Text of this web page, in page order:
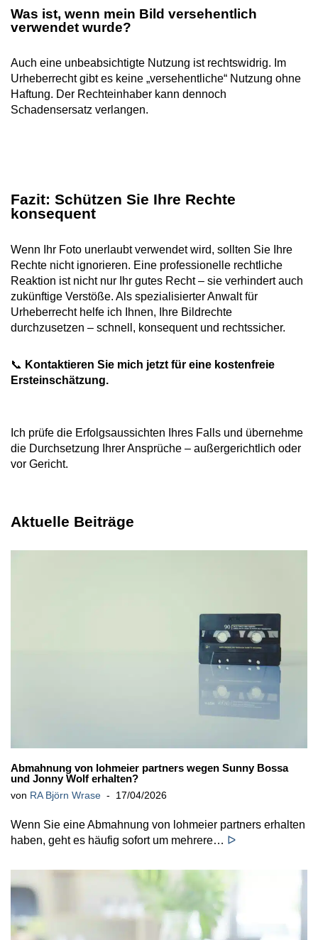
Was ist, wenn mein Bild versehentlich
verwendet wurde?
Auch eine unbeabsichtigte Nutzung ist rechtswidrig. Im
Urheberrecht gibt es keine „versehentliche“ Nutzung ohne
Haftung. Der Rechteinhaber kann dennoch
Schadensersatz verlangen.
Fazit: Schützen Sie Ihre Rechte
konsequent
Wenn Ihr Foto unerlaubt verwendet wird, sollten Sie Ihre
Rechte nicht ignorieren. Eine professionelle rechtliche
Reaktion ist nicht nur Ihr gutes Recht – sie verhindert auch
zukünftige Verstöße. Als spezialisierter Anwalt für
Urheberrecht helfe ich Ihnen, Ihre Bildrechte
durchzusetzen – schnell, konsequent und rechtssicher.
📞 Kontaktieren Sie mich jetzt für eine kostenfreie
Ersteinschätzung.
Ich prüfe die Erfolgsaussichten Ihres Falls und übernehme
die Durchsetzung Ihrer Ansprüche – außergerichtlich oder
vor Gericht.
Aktuelle Beiträge
Abmahnung von lohmeier partners wegen Sunny Bossa
und Jonny Wolf erhalten?
von RA Björn Wrase 17/04/2026
Wenn Sie eine Abmahnung von lohmeier partners erhalten
haben, geht es häufig sofort um mehrere… ᐅ